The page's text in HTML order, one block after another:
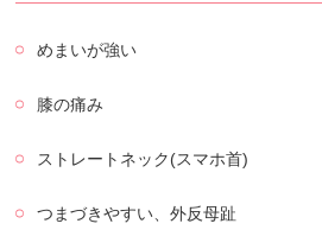
めまいが強い
膝の痛み
ストレートネック(スマホ首)
つまづきやすい、外反母趾